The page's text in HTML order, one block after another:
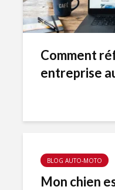
Comment
entreprise
BLOG AUTO-MOTO
Mon chien